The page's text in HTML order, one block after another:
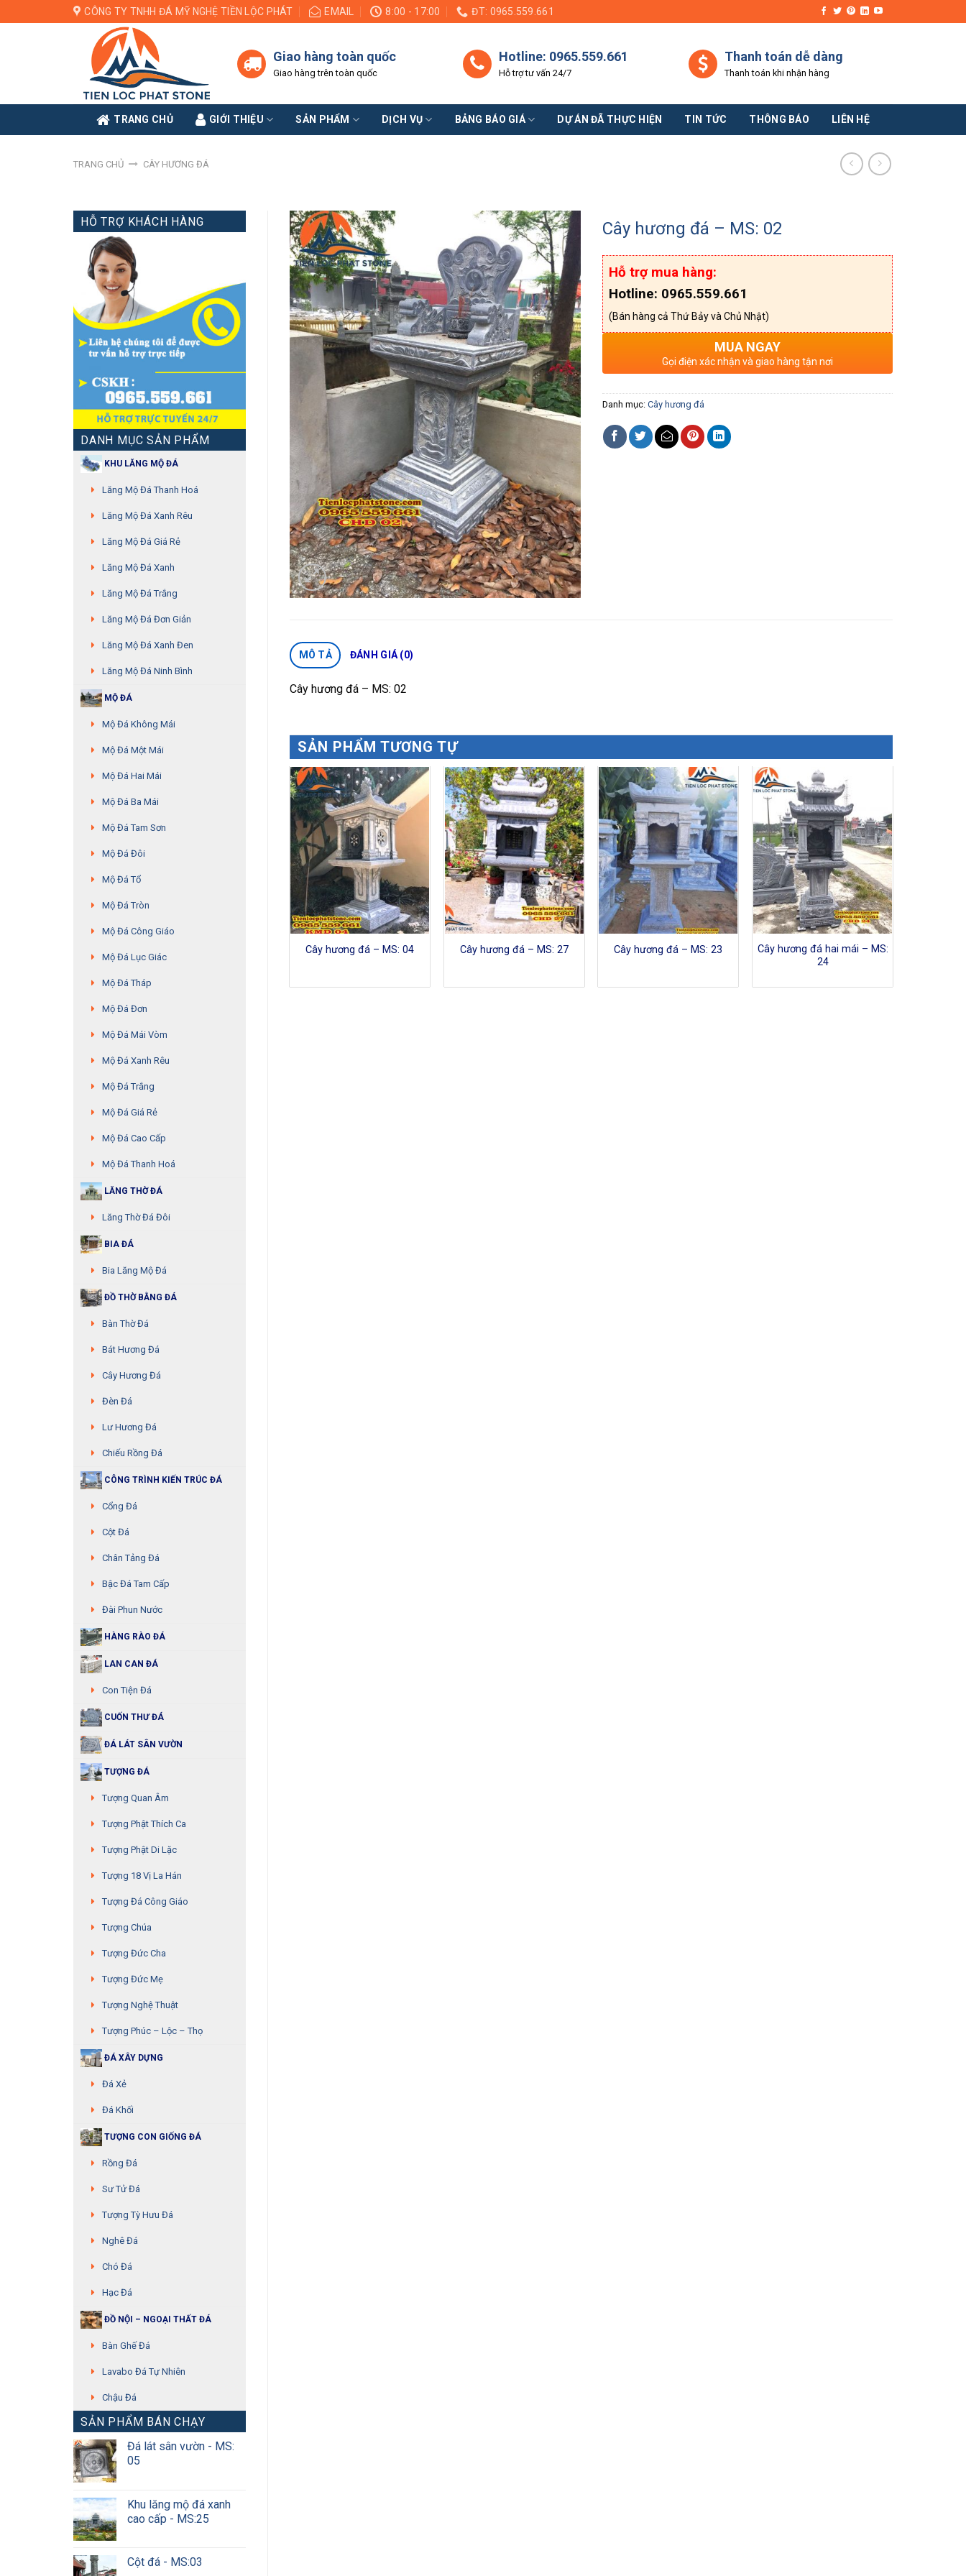
to
CÔNG TY TNHH ĐÁ MỸ NGHỆ TIỀN LỘC PHÁT EMAIL 8:00 - 17:00 ĐT: 0965.559.661
Giao hàng toàn quốc
Giao hàng trên toàn quốc
Hotline: 0965.559.661
Hỗ trợ tư vấn 24/7
Thanh toán dễ dàng
Thanh toán khi nhận hàng
TRANG CHỦ GIỚI THIỆU SẢN PHẨM DỊCH VỤ BẢNG BÁO GIÁ DỰ ÁN ĐÃ THỰC HIỆN TIN TỨC THÔNG BÁO LIÊN HỆ
TRANG CHỦ CÂY HƯƠNG ĐÁ
HỖ TRỢ KHÁCH HÀNG
DANH MỤC SẢN PHẨM
KHU LĂNG MỘ ĐÁ
Lăng Mộ Đá Thanh Hoá
Lăng Mộ Đá Xanh Rêu
Lăng Mộ Đá Giá Rẻ
Lăng Mộ Đá Xanh
Lăng Mộ Đá Trắng
Lăng Mộ Đá Đơn Giản
Lăng Mộ Đá Xanh Đen
Lăng Mộ Đá Ninh Bình
MỘ ĐÁ
Mộ Đá Không Mái
Mộ Đá Một Mái
Mộ Đá Hai Mái
Mộ Đá Ba Mái
Mộ Đá Tam Sơn
Mộ Đá Đôi
Mộ Đá Tổ
Mộ Đá Tròn
Mộ Đá Công Giáo
Mộ Đá Lục Giác
Mộ Đá Tháp
Mộ Đá Đơn
Mộ Đá Mái Vòm
Mộ Đá Xanh Rêu
Mộ Đá Trắng
Mộ Đá Giá Rẻ
Mộ Đá Cao Cấp
Mộ Đá Thanh Hoá
LĂNG THỜ ĐÁ
Lăng Thờ Đá Đôi
BIA ĐÁ
Bia Lăng Mộ Đá
ĐỒ THỜ BẰNG ĐÁ
Bàn Thờ Đá
Bát Hương Đá
Cây Hương Đá
Đèn Đá
Lư Hương Đá
Chiếu Rồng Đá
CÔNG TRÌNH KIẾN TRÚC ĐÁ
Cổng Đá
Cột Đá
Chân Tảng Đá
Bậc Đá Tam Cấp
Đài Phun Nước
HÀNG RÀO ĐÁ
LAN CAN ĐÁ
Con Tiện Đá
CUỐN THƯ ĐÁ
ĐÁ LÁT SÂN VƯỜN
TƯỢNG ĐÁ
Tượng Quan Âm
Tượng Phật Thích Ca
Tượng Phật Di Lặc
Tượng 18 Vị La Hán
Tượng Đá Công Giáo
Tượng Chúa
Tượng Đức Cha
Tượng Đức Mẹ
Tượng Nghệ Thuật
Tượng Phúc – Lộc – Thọ
ĐÁ XÂY DỰNG
Đá Xẻ
Đá Khối
TƯỢNG CON GIỐNG ĐÁ
Rồng Đá
Sư Tử Đá
Tượng Tỳ Hưu Đá
Nghê Đá
Chó Đá
Hạc Đá
ĐỒ NỘI – NGOẠI THẤT ĐÁ
Bàn Ghế Đá
Lavabo Đá Tự Nhiên
Chậu Đá
SẢN PHẨM BÁN CHẠY
Đá lát sân vườn - MS:
05
Khu lăng mộ đá xanh
cao cấp - MS:25
Cột đá - MS:03
Cây hương đá – MS: 02
Hỗ trợ mua hàng:
Hotline: 0965.559.661
(Bán hàng cả Thứ Bảy và Chủ Nhật)
MUA NGAY
Gọi điện xác nhận và giao hàng tận nơi
Danh mục: Cây hương đá
MÔ TẢ ĐÁNH GIÁ (0)
Cây hương đá – MS: 02
SẢN PHẨM TƯƠNG TỰ
Cây hương đá – MS: 04 Cây hương đá – MS: 27 Cây hương đá – MS: 23
Cây hương đá hai mái – MS:
24